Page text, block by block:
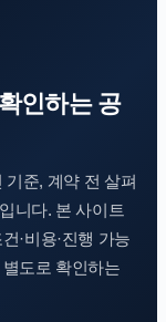
인하는 공
기준, 계약 전 살펴
니다. 본 사이트
·비용·진행 가능
도로 확인하는